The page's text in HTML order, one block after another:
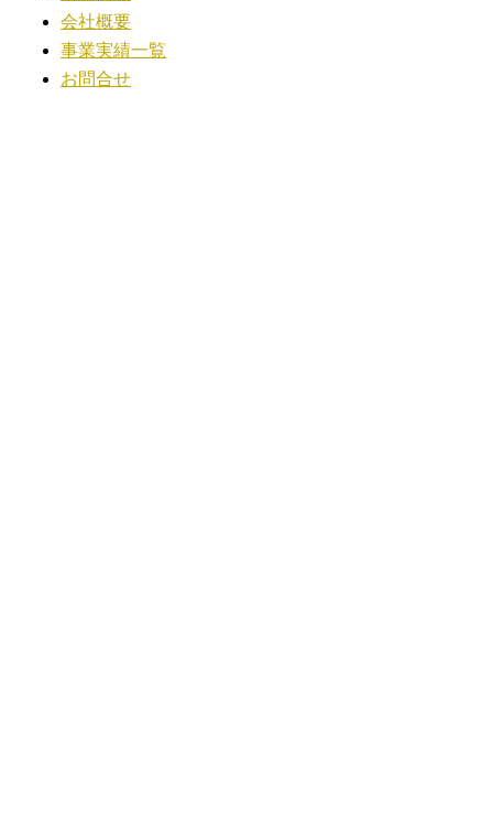
会社概要
事業実績一覧
お問合せ